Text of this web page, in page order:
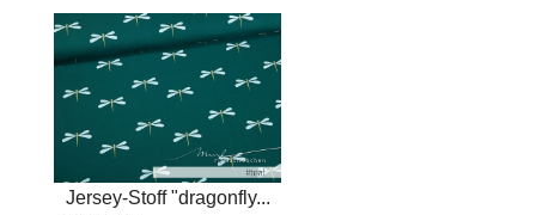
Jersey-Stoff "dragonfly...